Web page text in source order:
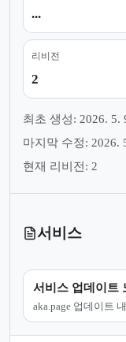
...
리비전
2
최초 생성: 2026. 5.
마지막 수정: 2026.
현재 리비전: 2
서비스
서비스 업데이트
aka.page 업데이트